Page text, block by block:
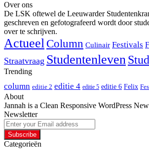
Over ons
De LSK oftewel de Leeuwarder
geschreven en gefotografeerd wordt door
over te schrijven.
Actueel Column Culinair Festivals
Straatvraag Studentenleven
Trending
column editie 2 editie 4 editie 5 editie 6 Felix
About
Jannah is a Clean Responsive WordPress
Newsletter
Enter
your
Email
address
Categorieën